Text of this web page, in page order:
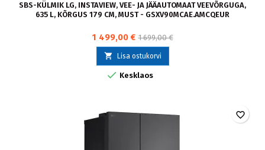
SBS-KÜLMIK LG, INSTAVIEW, VEE- JA JÄÄAUTOMAAT VEEVÕRGUGA,
635 L, KÕRGUS 179 CM, MUST - GSXV90MCAE.AMCQEUR
1 499,00 € 1 699,00 €
 Lisa ostukorvi
 Kesklaos
favorite_border